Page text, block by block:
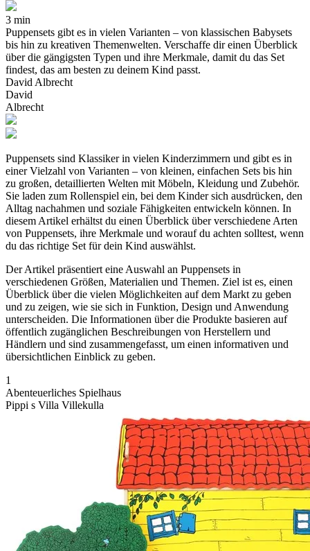
3 min
Puppensets gibt es in vielen Varianten – von klassischen Babysets
bis hin zu kreativen Themenwelten. Verschaffe dir einen Überblick
über die gängigsten Typen und ihre Merkmale, damit du das Set
findest, das am besten zu deinem Kind passt.
David Albrecht
David
Albrecht
Puppensets sind Klassiker in vielen Kinderzimmern und gibt es in
einer Vielzahl von Varianten – von kleinen, einfachen Sets bis hin
zu großen, detaillierten Welten mit Möbeln, Kleidung und Zubehör.
Sie laden zum Rollenspiel ein, bei dem Kinder sich ausdrücken, den
Alltag nachahmen und soziale Fähigkeiten entwickeln können. In
diesem Artikel erhältst du einen Überblick über verschiedene Arten
von Puppensets, ihre Merkmale und worauf du achten solltest, wenn
du das richtige Set für dein Kind auswählst.
Der Artikel präsentiert eine Auswahl an Puppensets in
verschiedenen Größen, Materialien und Themen. Ziel ist es, einen
Überblick über die vielen Möglichkeiten auf dem Markt zu geben
und zu zeigen, wie sie sich in Funktion, Design und Anwendung
unterscheiden. Die Informationen über die Produkte basieren auf
öffentlich zugänglichen Beschreibungen von Herstellern und
Händlern und sind zusammengefasst, um einen informativen und
übersichtlichen Einblick zu geben.
1
Abenteuerliches Spielhaus
Pippi s Villa Villekulla